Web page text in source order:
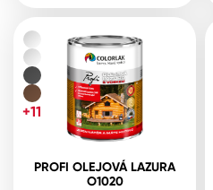
PROFI OLEJOVÁ LAZURA
O1020
+11